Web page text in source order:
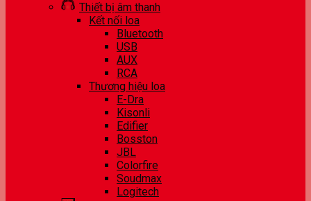
Thiết bị âm thanh
Kết nối loa
Bluetooth
USB
AUX
RCA
Thương hiệu loa
E-Dra
Kisonli
Edifier
Bosston
JBL
Colorfire
Soudmax
Logitech